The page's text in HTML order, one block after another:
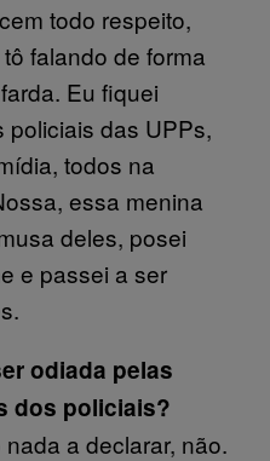
todo respeito,
falando de forma
Eu fiquei
policiais das UPPs,
todos na
essa menina
deles, posei
e passei a ser
odiada pelas
dos policiais?
a declarar, não.